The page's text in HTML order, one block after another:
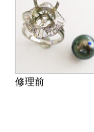
修理前